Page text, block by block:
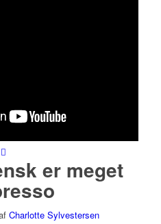
er meget
Charlotte Sylvestersen